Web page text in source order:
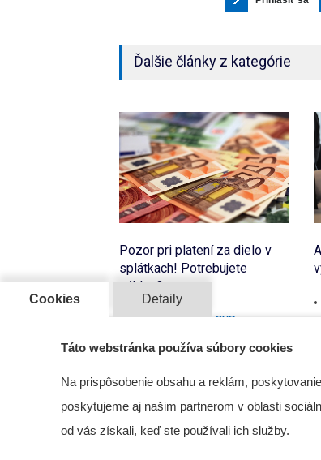
Ďalšie články z kategórie
Pozor pri platení za dielo v
splátkach! Potrebujete
súhlas?
SPOLOČENSTVÁ SVB
Cookies Detaily
Táto webstránka používa súbory cookies
Na prispôsobenie obsahu a reklám,
poskytujeme aj našim partnerom v oblasti
od vás získali, keď ste používali ich služby.